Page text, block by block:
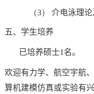
（3） 介电泳理论
五、学生培养
已培养硕士1 名。
欢迎有力学、航空宇航
算机建模仿真或实验有